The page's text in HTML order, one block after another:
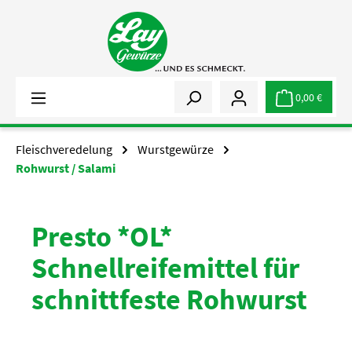
Zum Hauptinhalt springen
0,00 €
Fleischveredelung
Wurstgewürze
Rohwurst / Salami
Presto *OL*
Schnellreifemittel für
schnittfeste Rohwurst